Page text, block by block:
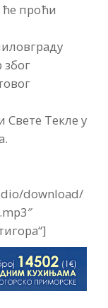
ће проћи
због
Свете Текле у
download/